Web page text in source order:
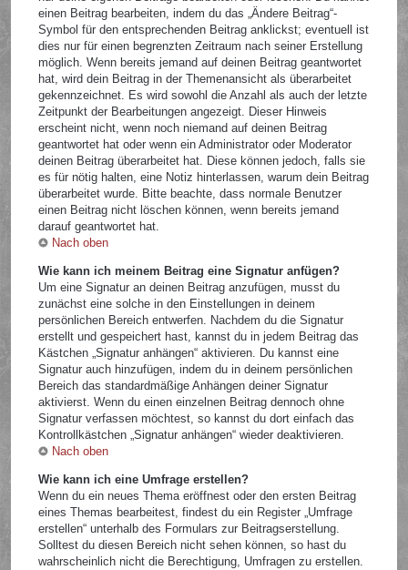
einen Beitrag bearbeiten, indem du das „Ändere Beitrag“-
Symbol für den entsprechenden Beitrag anklickst; eventuell ist
dies nur für einen begrenzten Zeitraum nach seiner Erstellung
möglich. Wenn bereits jemand auf deinen Beitrag geantwortet
hat, wird dein Beitrag in der Themenansicht als überarbeitet
gekennzeichnet. Es wird sowohl die Anzahl als auch der letzte
Zeitpunkt der Bearbeitungen angezeigt. Dieser Hinweis
erscheint nicht, wenn noch niemand auf deinen Beitrag
geantwortet hat oder wenn ein Administrator oder Moderator
deinen Beitrag überarbeitet hat. Diese können jedoch, falls sie
es für nötig halten, eine Notiz hinterlassen, warum dein Beitrag
überarbeitet wurde. Bitte beachte, dass normale Benutzer
einen Beitrag nicht löschen können, wenn bereits jemand
darauf geantwortet hat.
Nach oben
Wie kann ich meinem Beitrag eine Signatur anfügen?
Um eine Signatur an deinen Beitrag anzufügen, musst du
zunächst eine solche in den Einstellungen in deinem
persönlichen Bereich entwerfen. Nachdem du die Signatur
erstellt und gespeichert hast, kannst du in jedem Beitrag das
Kästchen „Signatur anhängen“ aktivieren. Du kannst eine
Signatur auch hinzufügen, indem du in deinem persönlichen
Bereich das standardmäßige Anhängen deiner Signatur
aktivierst. Wenn du einen einzelnen Beitrag dennoch ohne
Signatur verfassen möchtest, so kannst du dort einfach das
Kontrollkästchen „Signatur anhängen“ wieder deaktivieren.
Nach oben
Wie kann ich eine Umfrage erstellen?
Wenn du ein neues Thema eröffnest oder den ersten Beitrag
eines Themas bearbeitest, findest du ein Register „Umfrage
erstellen“ unterhalb des Formulars zur Beitragserstellung.
Solltest du diesen Bereich nicht sehen können, so hast du
wahrscheinlich nicht die Berechtigung, Umfragen zu erstellen.